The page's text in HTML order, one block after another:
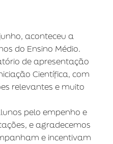
aconteceu a
do Ensino Médio.
de apresentação
Científica, com
relevantes e muito
pelo empenho e
e agradecemos
e incentivam